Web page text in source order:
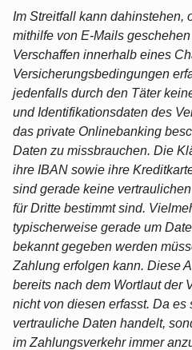
Im Streitfall kann dahinstehen,
mithilfe von E-Mails
Verschaffen innerhalb eines
Versicherungsbedingungen
jedenfalls durch den Täter
und Identifikationsdaten des
das private Onlinebanking
Daten zu missbrauchen. Die
ihre IBAN sowie ihre
sind gerade keine
für Dritte bestimmt sind.
typischerweise gerade um
bekannt gegeben werden
Zahlung erfolgen kann. Diese
bereits nach dem Wortlaut der
nicht von diesen erfasst. Da
vertrauliche Daten handelt,
im Zahlungsverkehr immer